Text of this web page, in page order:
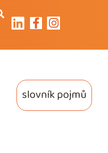
slovník pojmů